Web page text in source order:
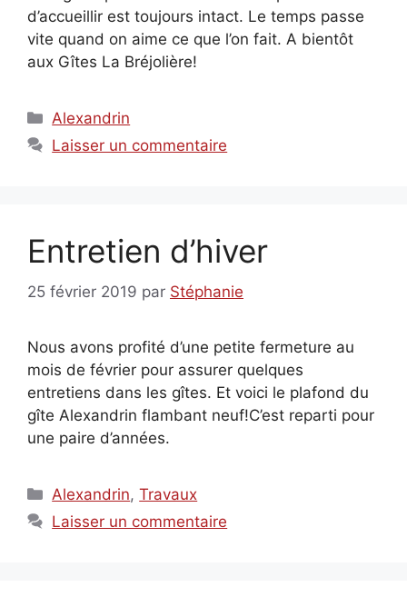
d’accueillir est toujours intact. Le temps passe
vite quand on aime ce que l’on fait. A bientôt
aux Gîtes La Bréjolière!
Catégories
Alexandrin
Laisser un commentaire
Entretien d’hiver
25 février 2019 par Stéphanie
Nous avons profité d’une petite fermeture au
mois de février pour assurer quelques
entretiens dans les gîtes. Et voici le plafond du
gîte Alexandrin flambant neuf!C’est reparti pour
une paire d’années.
Catégories
Alexandrin,Travaux
Laisser un commentaire